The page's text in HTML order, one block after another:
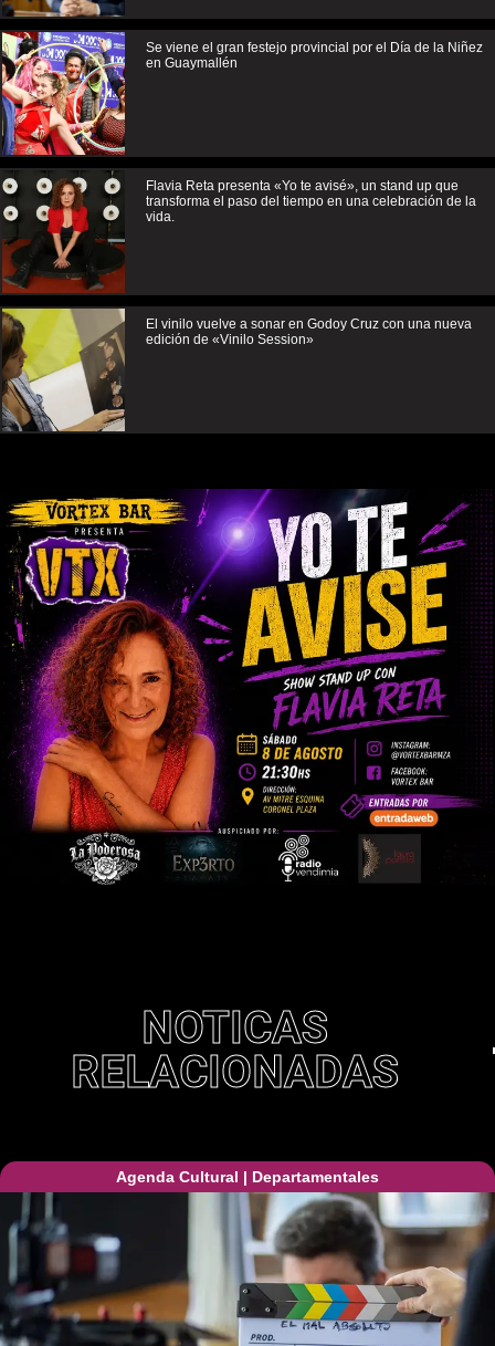
Se viene el gran festejo provincial por el Día de la Niñez
en Guaymallén
Flavia Reta presenta «Yo te avisé», un stand up que
transforma el paso del tiempo en una celebración de la
vida.
El vinilo vuelve a sonar en Godoy Cruz con una nueva
edición de «Vinilo Session»
NOTICAS
RELACIONADAS
Agenda Cultural | Departamentales